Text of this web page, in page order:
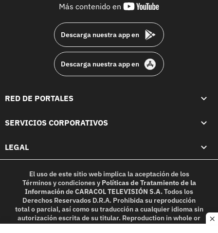
Más contenido en
youtube-
Descarga nuestra app en
Descarga nuestra app en
RED DE PORTALES
SERVICIOS CORPORATIVOS
LEGAL
El uso de este sitio web implica la aceptación de los
Términos y condicionesy Políticas de Tratamiento de la
InformacióndeCARACOL TELEVISIÓN S.A.Todos los
Derechos Reservados D.R.A. Prohibida su reproducción
total o parcial, así como su traducción a cualquier idioma sin
autorización escrita de su titular. Reproduction in whole or
in part, or translation without written permission is